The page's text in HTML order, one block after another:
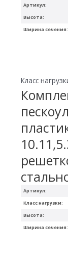
Артикул:
Ширина сечения:
Высота:
Артикул:
Ширина сечения:
Высота:
Класс нагрузки:
Класс